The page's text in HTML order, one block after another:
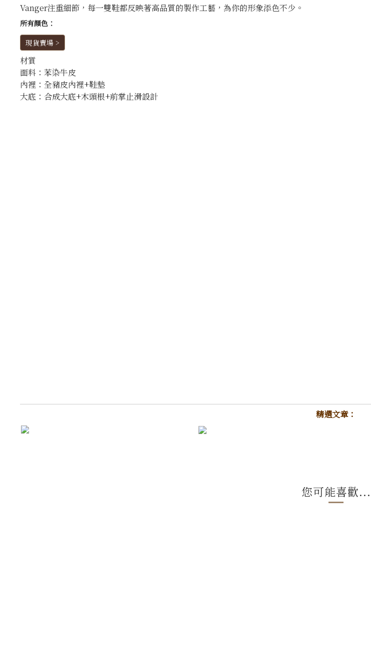
Vanger注重細節，每一雙鞋都反映著高品質的製作工藝，為你的形象添色不少。
所有顏色：
現貨賣場 >
材質
面料：苯染牛皮
內裡：全豬皮內裡+鞋墊
大底：合成大底+木頭根+前掌止滑設計
精選文章：
您可能喜歡...